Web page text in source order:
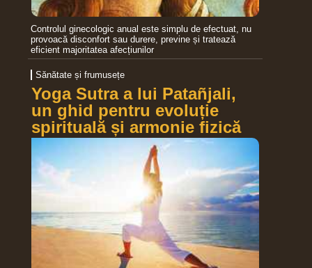
Controlul ginecologic anual este simplu de efectuat, nu
provoacă disconfort sau durere, previne și tratează
eficient majoritatea afecțiunilor
Sănătate și frumusețe
Yoga Sutra a lui Patañjali,
un ghid pentru evoluție
spirituală și armonie fizică